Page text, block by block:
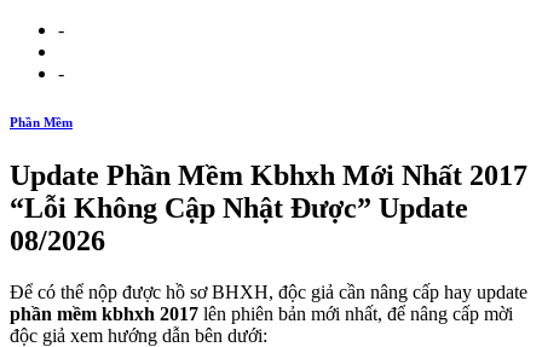
-
-
Phần Mềm
Update Phần Mềm Kbhxh Mới Nhất 2017
“Lỗi Không Cập Nhật Được” Update
08/2026
Để có thể nộp được hồ sơ BHXH, độc giả cần nâng cấp hay update
phần mềm kbhxh 2017 lên phiên bản mới nhất, để nâng cấp mời
độc giả xem hướng dẫn bên dưới: